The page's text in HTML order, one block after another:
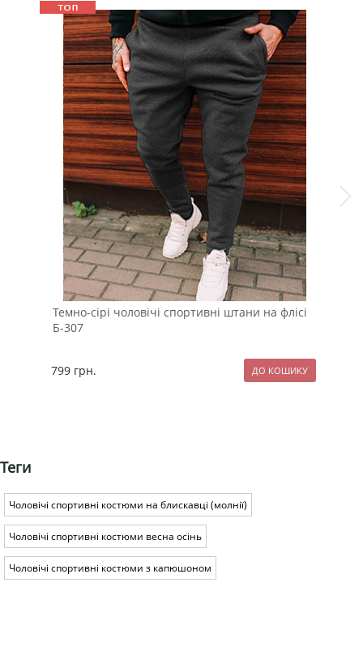
Темно-сірі чоловічі спортивні штани на флісі
Б-307
799 грн.
Теги
Чоловічі спортивні костюми на блискавці (молнії)
Чоловічі спортивні костюми весна осінь
Чоловічі спортивні костюми з капюшоном